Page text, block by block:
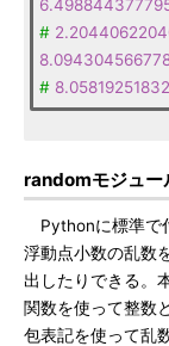
#
#
randomモジュー
Pythonに標準で
浮動点小数の乱数
出したりできる。
関数を使って整数
包表記を使って乱